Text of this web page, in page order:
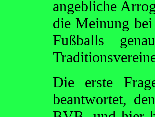
angebliche
die Meinung bei
Fußballs
Die erste
beantwortet,